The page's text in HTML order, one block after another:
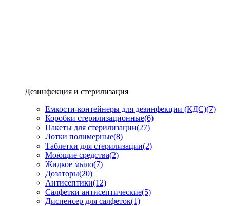
Дезинфекция и стерилизация
Емкости-контейнеры для дезинфекции (КДС)(7)
Коробки стерилизационные(6)
Пакеты для стерилизации(27)
Лотки полимерные(8)
Таблетки для стерилизации(2)
Моющие средства(2)
Жидкое мыло(7)
Дозаторы(20)
Антисептики(12)
Салфетки антисептические(5)
Диспенсер для салфеток(1)